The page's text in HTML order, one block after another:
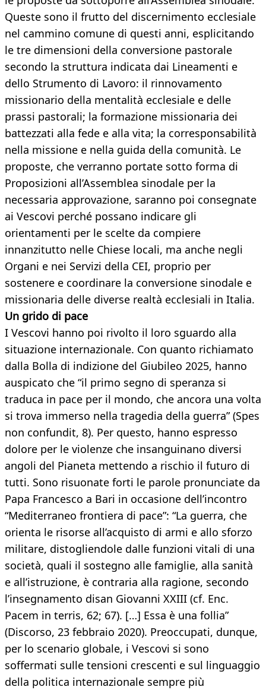
Queste sono il frutto del discernimento ecclesiale
nel cammino comune di questi anni, esplicitando
le tre dimensioni della conversione pastorale
secondo la struttura indicata dai Lineamenti e
dello Strumento di Lavoro: il rinnovamento
missionario della mentalità ecclesiale e delle
prassi pastorali; la formazione missionaria dei
battezzati alla fede e alla vita; la corresponsabilità
nella missione e nella guida della comunità. Le
proposte, che verranno portate sotto forma di
Proposizioni all’Assemblea sinodale per la
necessaria approvazione, saranno poi consegnate
ai Vescovi perché possano indicare gli
orientamenti per le scelte da compiere
innanzitutto nelle Chiese locali, ma anche negli
Organi e nei Servizi della CEI, proprio per
sostenere e coordinare la conversione sinodale e
missionaria delle diverse realtà ecclesiali in Italia.
Un grido di pace
I Vescovi hanno poi rivolto il loro sguardo alla
situazione internazionale. Con quanto richiamato
dalla Bolla di indizione del Giubileo 2025, hanno
auspicato che “il primo segno di speranza si
traduca in pace per il mondo, che ancora una volta
si trova immerso nella tragedia della guerra” (Spes
non confundit, 8). Per questo, hanno espresso
dolore per le violenze che insanguinano diversi
angoli del Pianeta mettendo a rischio il futuro di
tutti. Sono risuonate forti le parole pronunciate da
Papa Francesco a Bari in occasione dell’incontro
“Mediterraneo frontiera di pace”: “La guerra, che
orienta le risorse all’acquisto di armi e allo sforzo
militare, distogliendole dalle funzioni vitali di una
società, quali il sostegno alle famiglie, alla sanità
e all’istruzione, è contraria alla ragione, secondo
l’insegnamento disan Giovanni XXIII (cf. Enc.
Pacem in terris, 62; 67). […] Essa è una follia”
(Discorso, 23 febbraio 2020). Preoccupati, dunque,
per lo scenario globale, i Vescovi si sono
soffermati sulle tensioni crescenti e sul linguaggio
della politica internazionale sempre più